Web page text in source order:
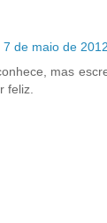
7 de maio de
mas
feliz.